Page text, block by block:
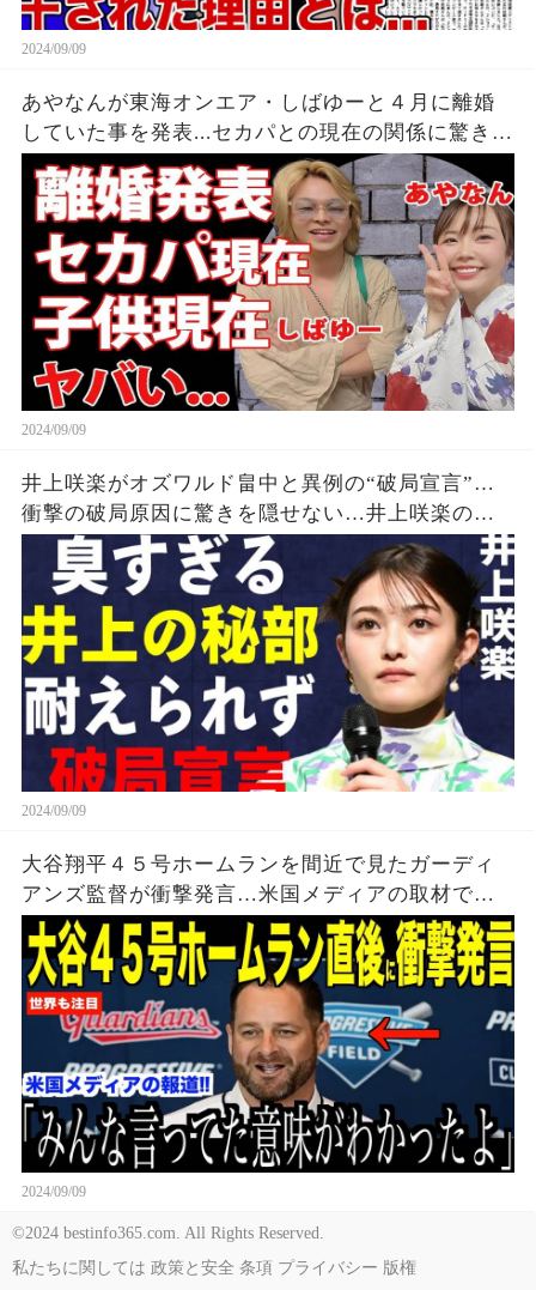
2024/09/09
あやなんが東海オンエア・しばゆーと４月に離婚
していた事を発表...セカパとの現在の関係に驚きを
隠せない...『しばゆー＆あやなん』夫婦の精神崩壊
した現在がヤバい...
2024/09/09
井上咲楽がオズワルド畠中と異例の“破局宣言”…
衝撃の破局原因に驚きを隠せない…井上咲楽の介
護生活の真相
2024/09/09
大谷翔平４５号ホームランを間近で見たガーディ
アンズ監督が衝撃発言…米国メディアの取材で明
らかとなったロバーツ監督の「５０-５０」記録に
ついてが話題【海外の反応 MLBメジャー 野球】
2024/09/09
©2024 bestinfo365.com. All Rights Reserved.
私たちに関しては 政策と安全 条項 プライバシー 版権